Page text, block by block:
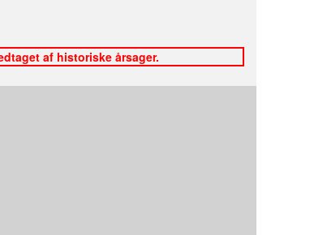
af historiske årsager.